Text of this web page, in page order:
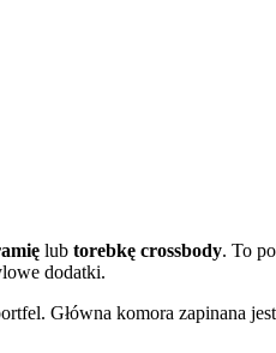
lub torebkę crossbody. To
dodatki.
Główna komora zapinana